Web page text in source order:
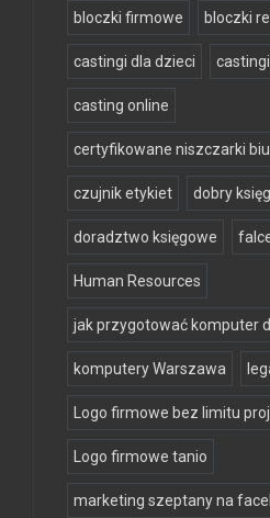
bloczki firmowe bloczki
castingi dla dzieci
casting online
certyfikowane niszczarki
czujnik etykiet dobry
doradztwo księgowe
Human Resources
jak przygotować komputer
komputery Warszawa
Logo firmowe bez limitu
Logo firmowe tanio
marketing szeptany na